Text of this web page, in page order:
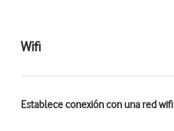
Wifi
Establece conexión con una red wifi